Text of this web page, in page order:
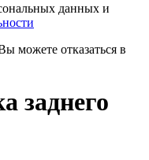
данных и
можете отказаться в
заднего